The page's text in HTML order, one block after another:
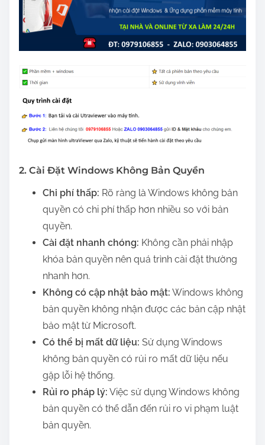
2. Cài Đặt Windows Không Bản Quyền
Chi phí thấp: Rõ ràng là Windows không bản
quyền có chi phí thấp hơn nhiều so với bản
quyền.
Cài đặt nhanh chóng: Không cần phải nhập
khóa bản quyền nên quá trình cài đặt thường
nhanh hơn.
Không có cập nhật bảo mật: Windows không
bản quyền không nhận được các bản cập nhật
bảo mật từ Microsoft.
Có thể bị mất dữ liệu: Sử dụng Windows
không bản quyền có rủi ro mất dữ liệu nếu
gặp lỗi hệ thống.
Rủi ro pháp lý: Việc sử dụng Windows không
bản quyền có thể dẫn đến rủi ro vi phạm luật
bản quyền.